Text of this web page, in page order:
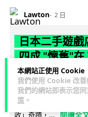
本網站正使用 Cookie
我們使用 Cookie 改
我們的網站即表示您
策 。
Lawton 2 日
日本二手遊
四成 "懷舊"在
感」
日本零售巨頭 GEO 將
99 間，但銷售額卻不
收」奇蹟，... 閱讀全